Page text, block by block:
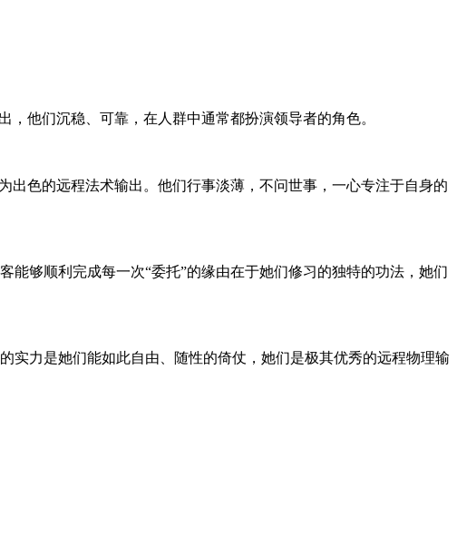
他们沉稳、可靠，在人群中通常都扮演领导者的角色。
出色的远程法术输出。他们行事淡薄，不问世事，一心专注于自身的
够顺利完成每一次“委托”的缘由在于她们修习的独特的功法，她们
实力是她们能如此自由、随性的倚仗，她们是极其优秀的远程物理输